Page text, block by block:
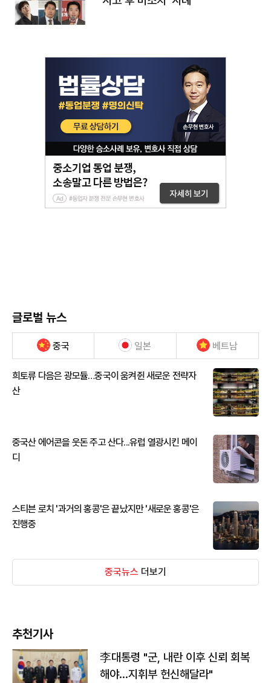
글로벌 뉴스
중국 일본 베트남
희토류 다음은 광모듈…중국이 움켜쥔 새로운 전략자
산
중국산 에어콘을 웃돈 주고 산다...유럽 열광시킨 메이
디
스티븐 로치 '과거의 홍콩'은 끝났지만 '새로운 홍콩'은
진행중
중국뉴스 더보기
추천기사
李대통령 "군, 내란 이후 신뢰 회복
해야…지휘부 헌신해달라"